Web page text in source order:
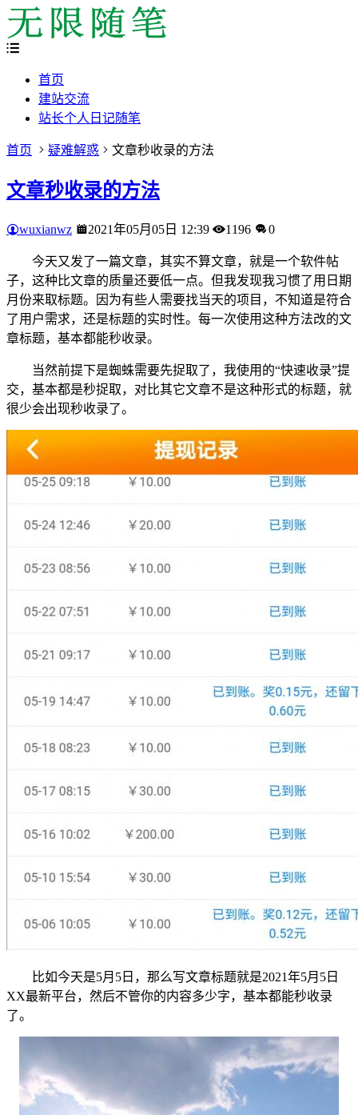
首页
建站交流
站长个人日记随笔
首页 疑难解惑 文章秒收录的方法
文章秒收录的方法
wuxianwz 2021年05月05日 12:39 1196 0
今天又发了一篇文章，其实不算文章，就是一个软件帖
子，这种比文章的质量还要低一点。但我发现我习惯了用日期
月份来取标题。因为有些人需要找当天的项目，不知道是符合
了用户需求，还是标题的实时性。每一次使用这种方法改的文
章标题，基本都能秒收录。
当然前提下是蜘蛛需要先捉取了，我使用的“快速收录”提
交，基本都是秒捉取，对比其它文章不是这种形式的标题，就
很少会出现秒收录了。
比如今天是5月5日，那么写文章标题就是2021年5月5日
XX最新平台，然后不管你的内容多少字，基本都能秒收录
了。